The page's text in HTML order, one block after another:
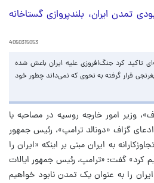
تمدن ایران، بلندپروازی گستاخانه
4050315053
تاکید کرد جنگ‌افروزی علیه ایران باعش شده
قرار گرفته به نحوی که نمی‌داند چطور خود
وزیر امور خارجه روسیه در مصاحبه‌ با
ادعای گزاف «دونالد ترامپ»، رئیس جمهور
به ایران مبنی بر اینکه «ایران را
کرد» گفت: «ترامپ، رئیس جمهور ایالات
را به عنوان یک تمدن نابود خواهیم